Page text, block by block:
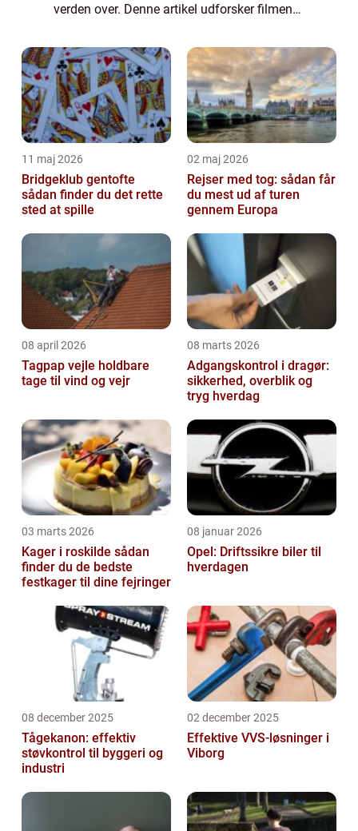
verden over. Denne artikel udforsker filmen
præsentation af dens historie, udvikli...
11 maj 2026
Bridgeklub gentofte
sådan finder du det rette
sted at spille
02 maj 2026
Rejser med tog: sådan får
du mest ud af turen
gennem Europa
08 april 2026
Tagpap vejle holdbare
tage til vind og vejr
08 marts 2026
Adgangskontrol i dragør:
sikkerhed, overblik og
tryg hverdag
03 marts 2026
Kager i roskilde sådan
finder du de bedste
festkager til dine fejringer
08 januar 2026
Opel: Driftssikre biler til
hverdagen
08 december 2025
Tågekanon: effektiv
støvkontrol til byggeri og
industri
02 december 2025
Effektive VVS-løsninger i
Viborg